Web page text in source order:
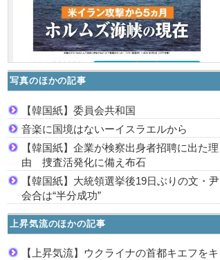
写真のほかの記事
【韓国紙】委員会共和国
音楽に国境はないーイスラエルから
【韓国紙】企業が検察出身者招聘に出た理
由 捜査活発化に備え布石
【韓国紙】大統領選挙後19日ぶりの文・尹
会合は“半分成功”
上昇気流のほかの記事
【上昇気流】ウクライナの首都キエフをキ